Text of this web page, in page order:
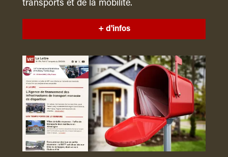
transports et de la mobilité.
+ d'infos